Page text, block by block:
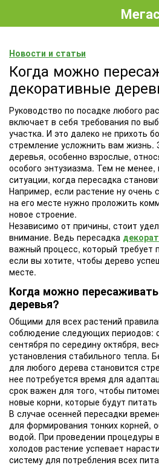
Новости и статьи
Когда можно
декоративные
Руководство по посадке любого
включает в себя требования по
участка. И это далеко не прихоть
стремление усложнить вам жизнь.
деревья, особенно взрослые,
особого энтузиазма. Тем не менее,
ситуации, когда пересадка
Например, если растение ну очень
на его месте нужно проложить
новое строение.
Независимо от причины, стоит
внимание. Ведь пересадка
важный процесс, который требует
если вы хотите, чтобы дерево
месте.
Когда можно
деревья?
Общими для всех растений
соблюдение следующих периодов:
сентября по середину октября,
установления стабильного тепла.
для любого дерева становится
нее потребуется время для
срок важен для того, чтобы
новые корни, которые будут питать
В случае осенней пересадки
для формирования тонких корней,
водой. При проведении процедуры
холодов растение успевает
систему для потребления всех